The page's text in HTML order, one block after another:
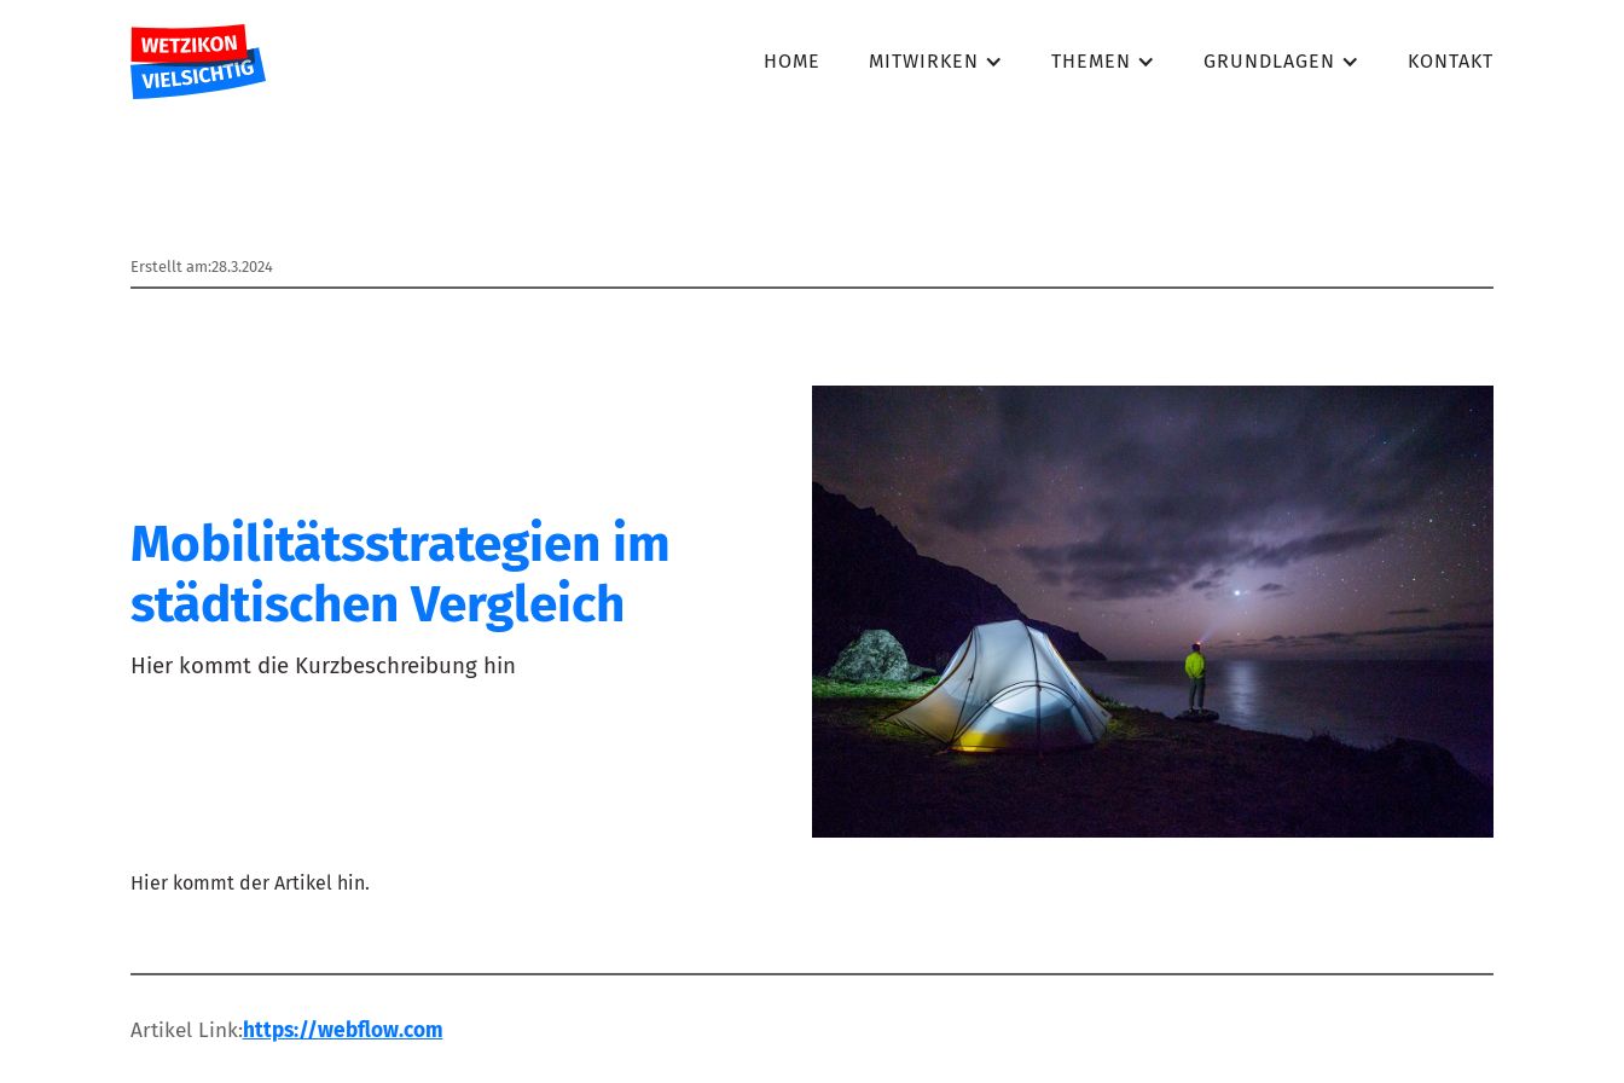
HOME MITWIRKEN THEMEN GRUNDLAGEN KONTAKT
Erstellt am:28.3.2024
Mobilitätsstrategien im
städtischen Vergleich
Hier kommt die Kurzbeschreibung hin
Hier kommt der Artikel hin.
Artikel Link:https://webflow.com